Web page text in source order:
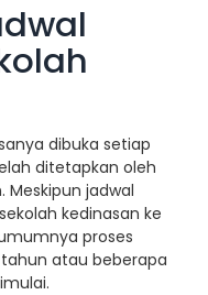
dibuka setiap
ditetapkan oleh
jadwal
kedinasan ke
proses
atau beberapa